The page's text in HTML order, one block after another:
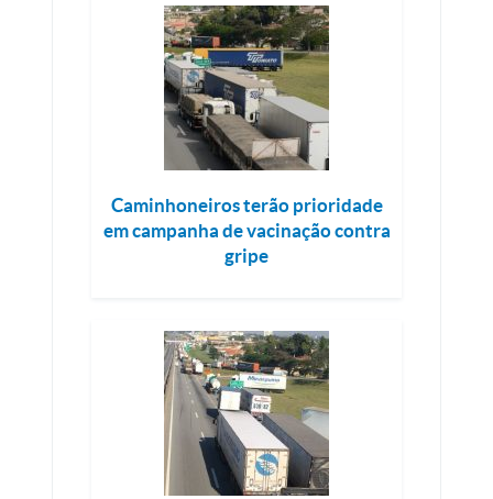
Caminhoneiros terão prioridade
em campanha de vacinação contra
gripe